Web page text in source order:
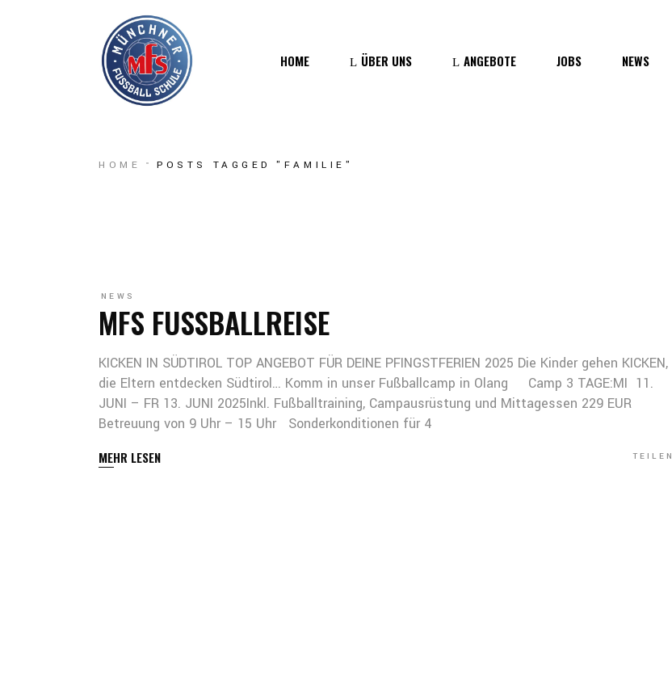
HOME ÜBER UNS ANGEBOTE JOBS NEWS
HOME POSTS TAGGED "FAMILIE"
NEWS
MFS FUSSBALLREISE
KICKEN IN SÜDTIROL TOP ANGEBOT FÜR DEINE PFINGSTFERIEN 2025 Die Kinder gehen KICKEN,
die Eltern entdecken Südtirol… Komm in unser Fußballcamp in Olang Camp 3 TAGE:MI 11.
JUNI – FR 13. JUNI 2025Inkl. Fußballtraining, Campausrüstung und Mittagessen 229 EUR
Betreuung von 9 Uhr – 15 Uhr Sonderkonditionen für 4
MEHR LESEN TEILEN